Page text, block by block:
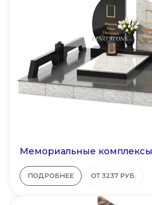
Мемориальные комплексы
ПОДРОБНЕЕ ОТ 3237 РУБ.